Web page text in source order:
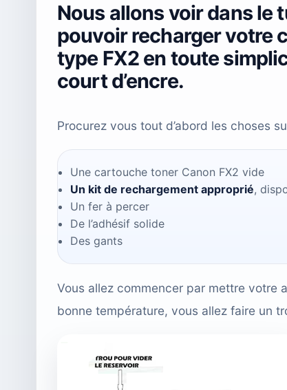
Nous allons voir dans le
pouvoir recharger votre
type FX2 en toute
court d’encre.
Procurez vous tout d’abord les choses
Une cartouche toner Canon FX2 vide
Un kit de rechargement approprié,
Un fer à percer
De l’adhésif solide
Des gants
Vous allez commencer par mettre votre
bonne température, vous allez faire un